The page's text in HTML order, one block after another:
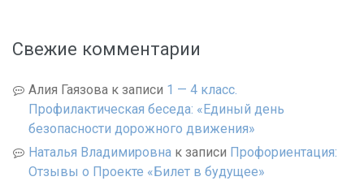
Свежие комментарии
Алия Гаязова к записи 1 — 4 класс.
Профилактическая беседа: «Единый день
безопасности дорожного движения»
Наталья Владимировна к записи Профориентация:
Отзывы о Проекте «Билет в будущее»